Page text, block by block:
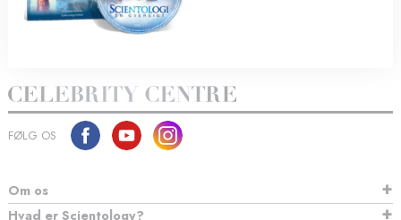
FØLG OS
Om os
Hvad er Scientology?